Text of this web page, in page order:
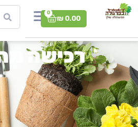
₪0.00
0
רכישה